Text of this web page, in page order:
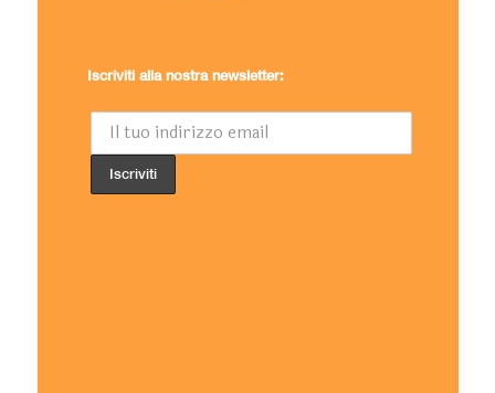
Iscriviti alla nostra newsletter: